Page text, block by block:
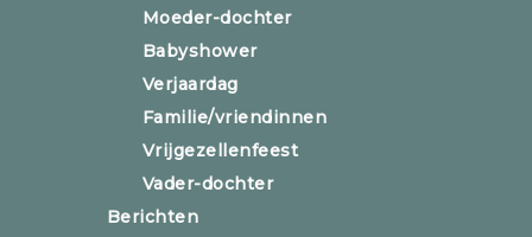
Moeder-dochter
Babyshower
Verjaardag
Familie/vriendinnen
Vrijgezellenfeest
Vader-dochter
Berichten